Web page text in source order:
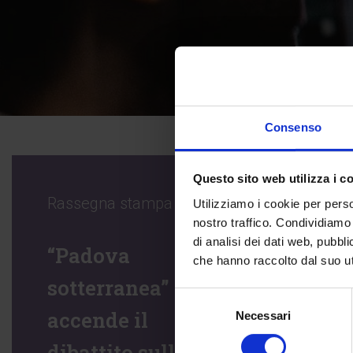
Consenso
Questo sito web utilizza i
Utilizziamo i cookie per
nostro traffico.
di analisi dei dati web,
che hanno raccolto dal suo
Necessari
Rassegna stampa
“Padova
sotterranea”
accende il